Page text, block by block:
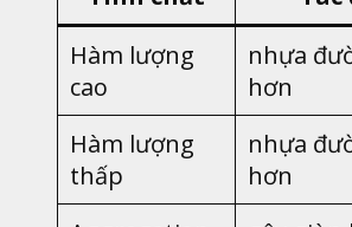
Hàm lượng
cao
nhựa
hơn
Hàm lượng
thấp
nhựa
hơn